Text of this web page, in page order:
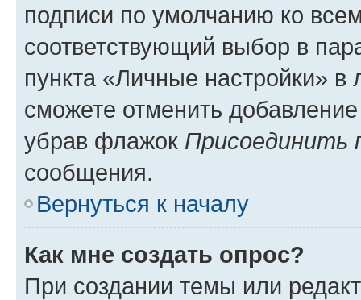
подписи по умолчанию ко
соответствующий выбор в
пункта «Личные настройки»
сможете отменить
убрав флажок Присоединить
сообщения.
Вернуться к началу
Как мне создать опрос?
При создании темы или